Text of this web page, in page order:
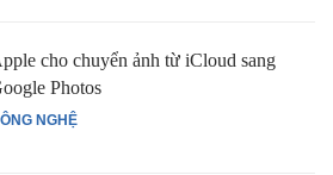
NGHỆ
cho chuyển ảnh từ iCloud sang
Photos